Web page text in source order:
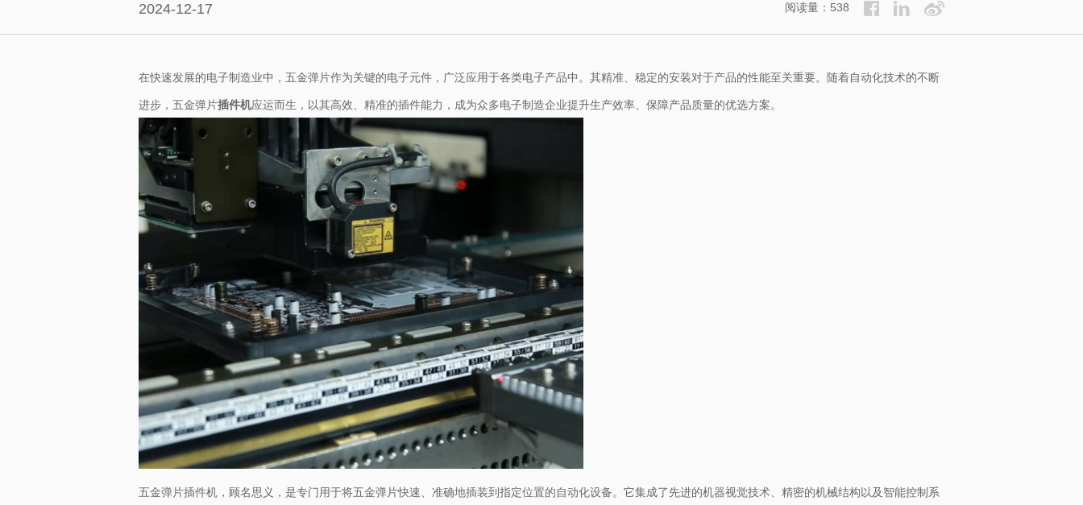
2024-12-17 阅读量：538
在快速发展的电子制造业中，五金弹片作为关键的电子元件，广泛应用于各类电子产品中。其精准、稳定的安装对于产品的性能至关重要。随着自动化技术的不断
进步，五金弹片插件机应运而生，以其高效、精准的插件能力，成为众多电子制造企业提升生产效率、保障产品质量的优选方案。
五金弹片插件机，顾名思义，是专门用于将五金弹片快速、准确地插装到指定位置的自动化设备。它集成了先进的机器视觉技术、精密的机械结构以及智能控制系